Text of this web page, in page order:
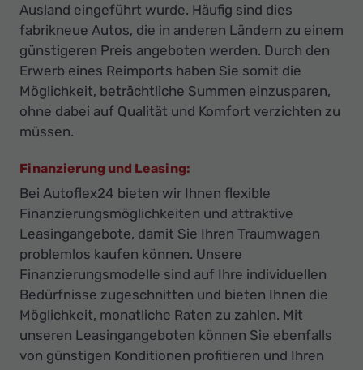
Ausland eingeführt wurde. Häufig sind dies
fabrikneue Autos, die in anderen Ländern zu einem
günstigeren Preis angeboten werden. Durch den
Erwerb eines Reimports haben Sie somit die
Möglichkeit, beträchtliche Summen einzusparen,
ohne dabei auf Qualität und Komfort verzichten zu
müssen.
Finanzierung und Leasing:
Bei Autoflex24 bieten wir Ihnen flexible
Finanzierungsmöglichkeiten und attraktive
Leasingangebote, damit Sie Ihren Traumwagen
problemlos kaufen können. Unsere
Finanzierungsmodelle sind auf Ihre individuellen
Bedürfnisse zugeschnitten und bieten Ihnen die
Möglichkeit, monatliche Raten zu zahlen. Mit
unseren Leasingangeboten können Sie ebenfalls
von günstigen Konditionen profitieren und Ihren